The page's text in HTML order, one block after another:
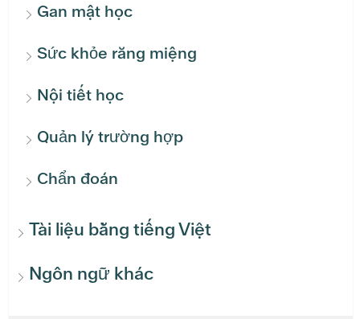
Gan mật học
Sức khỏe răng miệng
Nội tiết học
Quản lý trường hợp
Chẩn đoán
Tài liệu bằng tiếng Việt
Ngôn ngữ khác